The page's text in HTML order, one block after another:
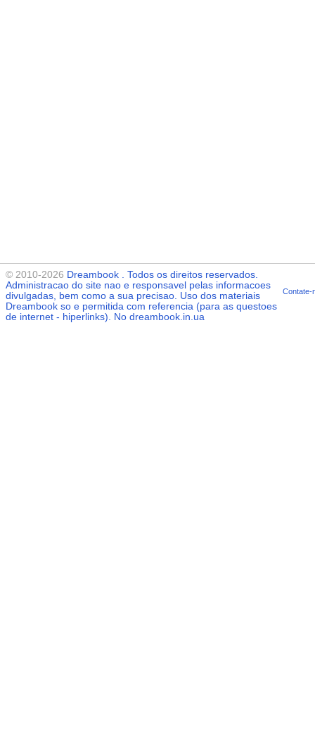
© 2010-2026 Dreambook . Todos os direitos reservados.
Administracao do site nao e responsavel pelas informacoes
divulgadas, bem como a sua precisao. Uso dos materiais
Dreambook so e permitida com referencia (para as questoes
de internet - hiperlinks). No dreambook.in.ua
Contate-